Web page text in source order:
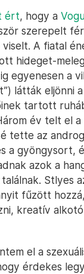
ért, hogy a
szerepelt
A fiatal
hideget-
egyenesen a
látták eljönni a
tartott
év telt el a
tette az
a gyöngysort,
azok a
Stlyes
fűzött
kreatív
el a
érdekes